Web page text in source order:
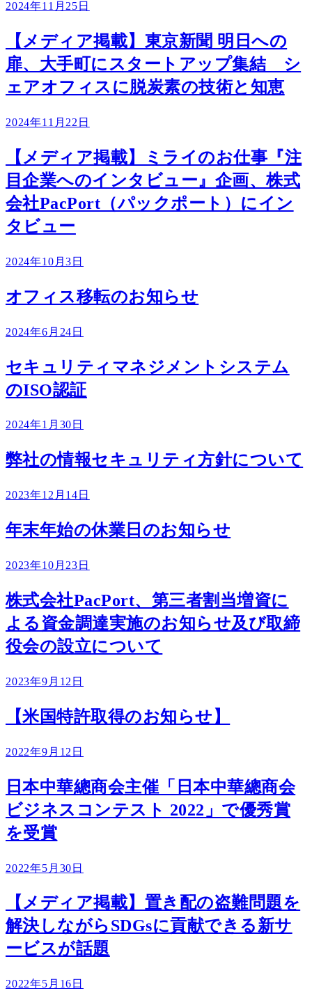
2024年11月25日
【メディア掲載】東京新聞 明日への
扉、大手町にスタートアップ集結 シ
ェアオフィスに脱炭素の技術と知恵
2024年11月22日
【メディア掲載】ミライのお仕事『注
目企業へのインタビュー』企画、株式
会社PacPort（パックポート）にイン
タビュー
2024年10月3日
オフィス移転のお知らせ
2024年6月24日
セキュリティマネジメントシステム
のISO認証
2024年1月30日
弊社の情報セキュリティ方針について
2023年12月14日
年末年始の休業日のお知らせ
2023年10月23日
株式会社PacPort、第三者割当増資に
よる資金調達実施のお知らせ及び取締
役会の設立について
2023年9月12日
【米国特許取得のお知らせ】
2022年9月12日
日本中華總商会主催「日本中華總商会
ビジネスコンテスト 2022」で優秀賞
を受賞
2022年5月30日
【メディア掲載】置き配の盗難問題を
解決しながらSDGsに貢献できる新サ
ービスが話題
2022年5月16日